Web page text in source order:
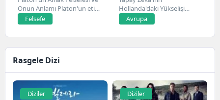
Onun Anlamı Platon'un etik
ve ahlak...
Felsefe
Hollanda'daki Yükselişi
Hollanda, son yıllarda yapay
zeka alanında...
Avrupa
Rasgele Dizi
Diziler Diziler